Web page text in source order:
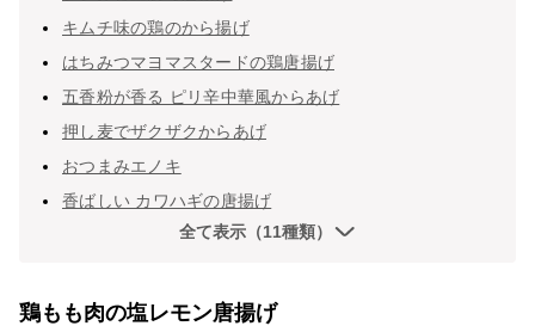
キムチ味の鶏のから揚げ
はちみつマヨマスタードの鶏唐揚げ
五香粉が香る ピリ辛中華風からあげ
押し麦でザクザクからあげ
おつまみエノキ
香ばしい カワハギの唐揚げ
全て表示（11種類）
鶏もも肉の塩レモン唐揚げ